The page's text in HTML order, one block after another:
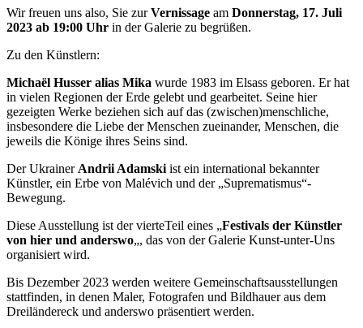
Wir freuen uns also, Sie zurVernissage am Donnerstag, 17. Juli
2023 ab 19:00 Uhr in der Galerie zu begrüßen.
Zu den Künstlern:
Michaël Husser alias Mika wurde 1983 im Elsass geboren. Er hat
in vielen Regionen der Erde gelebt und gearbeitet. Seine hier
gezeigten Werke beziehen sich auf das (zwischen)menschliche,
insbesondere die Liebe der Menschen zueinander, Menschen, die
jeweils die Könige ihres Seins sind.
Der Ukrainer Andrii Adamski ist ein international bekannter
Künstler, ein Erbe von Malévich und der „Suprematismus“-
Bewegung.
Diese Ausstellung ist der vierteTeil eines „Festivals der Künstler
von hier und anderswo„, das von der Galerie Kunst-unter-Uns
organisiert wird.
Bis Dezember 2023 werden weitere Gemeinschaftsausstellungen
stattfinden, in denen Maler, Fotografen und Bildhauer aus dem
Dreiländereck und anderswo präsentiert werden.